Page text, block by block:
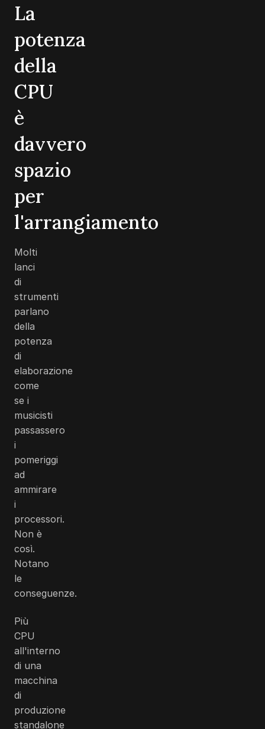
La
potenza
della
CPU
è
davvero
spazio
per
l'arrangiamento
Molti
lanci
di
strumenti
parlano
della
potenza
di
elaborazione
come
se i
musicisti
passassero
i
pomeriggi
ad
ammirare
i
processori.
Non è
così.
Notano
le
conseguenze.
Più
CPU
all'interno
di una
macchina
di
produzione
standalone